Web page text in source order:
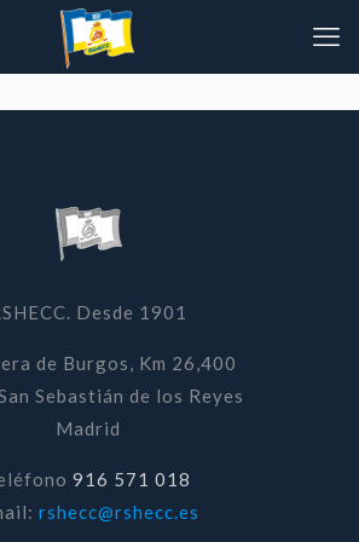
Desde 1901
de Burgos, Km 26,400
Sebastián de los Reyes
Madrid
916 571 018
rshecc@rshecc.es